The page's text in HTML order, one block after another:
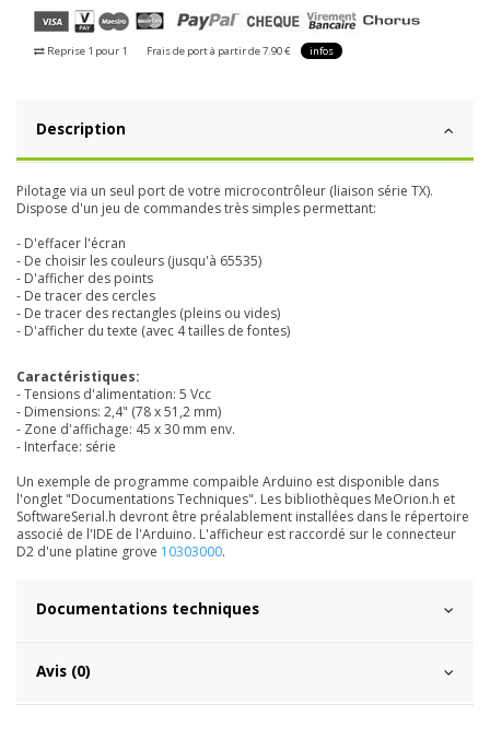
Reprise 1 pour 1 Frais de port à partir de 7.90 € infos
Description
Pilotage via un seul port de votre microcontrôleur (liaison série TX).
Dispose d'un jeu de commandes très simples permettant:
- D'effacer l'écran
- De choisir les couleurs (jusqu'à 65535)
- D'afficher des points
- De tracer des cercles
- De tracer des rectangles (pleins ou vides)
- D'afficher du texte (avec 4 tailles de fontes)
Caractéristiques:
- Tensions d'alimentation: 5 Vcc
- Dimensions: 2,4" (78 x 51,2 mm)
- Zone d'affichage: 45 x 30 mm env.
- Interface: série
Un exemple de programme compaible Arduino est disponible dans
l'onglet "Documentations Techniques". Les bibliothèques MeOrion.h et
SoftwareSerial.h devront être préalablement installées dans le répertoire
associé de l'IDE de l'Arduino. L'afficheur est raccordé sur le connecteur
D2 d'une platine grove 10303000.
Documentations techniques
Avis (0)